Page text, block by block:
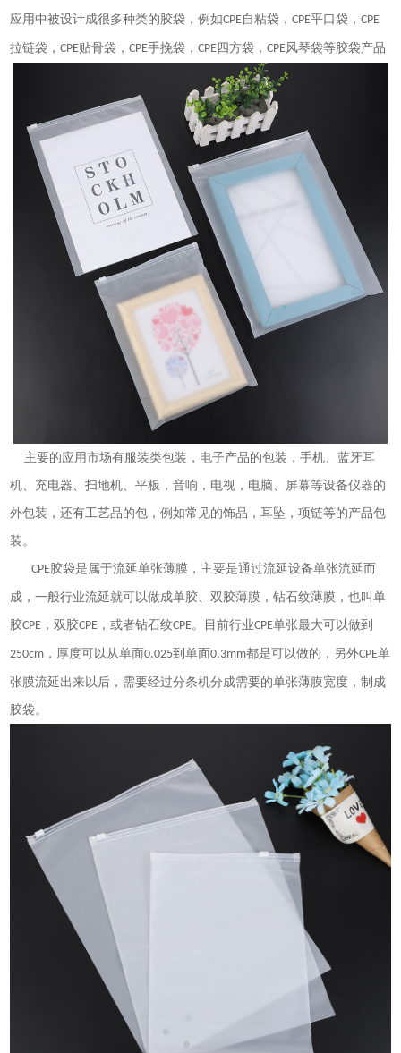
应用中被设计成很多种类的胶袋，例如CPE自粘袋，CPE平口袋，CPE
拉链袋，CPE贴骨袋，CPE手挽袋，CPE四方袋，CPE风琴袋等胶袋产品
主要的应用市场有服装类包装，电子产品的包装，手机、蓝牙耳
机、充电器、扫地机、平板，音响，电视，电脑、屏幕等设备仪器的
外包装，还有工艺品的包，例如常见的饰品，耳坠，项链等的产品包
装。
CPE胶袋是属于流延单张薄膜，主要是通过流延设备单张流延而
成，一般行业流延就可以做成单胶、双胶薄膜，钻石纹薄膜，也叫单
胶CPE ，双胶CPE ，或者钻石纹CPE。目前行业CPE单张最大可以做到
250cm ，厚度可以从单面0.025到单面0.3mm都是可以做的，另外CPE单
张膜流延出来以后，需要经过分条机分成需要的单张薄膜宽度，制成
胶袋。